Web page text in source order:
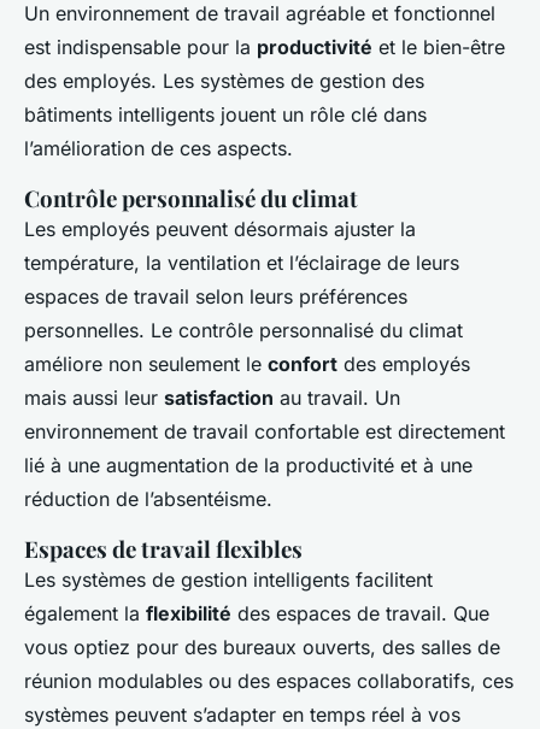
Un environnement de travail agréable et fonctionnel
est indispensable pour la productivité et le bien-être
des employés. Les systèmes de gestion des
bâtiments intelligents jouent un rôle clé dans
l’amélioration de ces aspects.
Contrôle personnalisé du climat
Les employés peuvent désormais ajuster la
température, la ventilation et l’éclairage de leurs
espaces de travail selon leurs préférences
personnelles. Le contrôle personnalisé du climat
améliore non seulement le confort des employés
mais aussi leur satisfaction au travail. Un
environnement de travail confortable est directement
lié à une augmentation de la productivité et à une
réduction de l’absentéisme.
Espaces de travail flexibles
Les systèmes de gestion intelligents facilitent
également la flexibilité des espaces de travail. Que
vous optiez pour des bureaux ouverts, des salles de
réunion modulables ou des espaces collaboratifs, ces
systèmes peuvent s’adapter en temps réel à vos